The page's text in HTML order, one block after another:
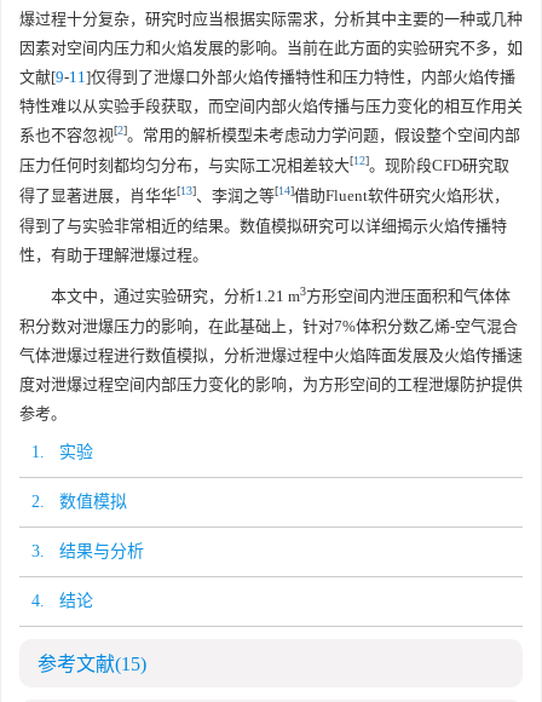
爆过程十分复杂，研究时应当根据实际需求，分析其中主要的一种或几种
因素对空间内压力和火焰发展的影响。当前在此方面的实验研究不多，如
文献[9-11]仅得到了泄爆口外部火焰传播特性和压力特性，内部火焰传播
特性难以从实验手段获取，而空间内部火焰传播与压力变化的相互作用关
系也不容忽视[2]。常用的解析模型未考虑动力学问题，假设整个空间内部
压力任何时刻都均匀分布，与实际工况相差较大[12]。现阶段CFD研究取
得了显著进展，肖华华[13]、李润之等[14]借助Fluent软件研究火焰形状，
得到了与实验非常相近的结果。数值模拟研究可以详细揭示火焰传播特
性，有助于理解泄爆过程。
本文中，通过实验研究，分析1.21 m3方形空间内泄压面积和气体体
积分数对泄爆压力的影响，在此基础上，针对7%体积分数乙烯-空气混合
气体泄爆过程进行数值模拟，分析泄爆过程中火焰阵面发展及火焰传播速
度对泄爆过程空间内部压力变化的影响，为方形空间的工程泄爆防护提供
参考。
1. 实验
2. 数值模拟
3. 结果与分析
4. 结论
参考文献(15)